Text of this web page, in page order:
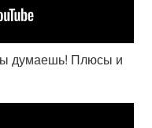
думаешь! Плюсы и